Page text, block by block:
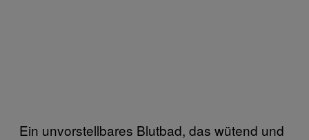
Ein unvorstellbares Blutbad, das wütend und